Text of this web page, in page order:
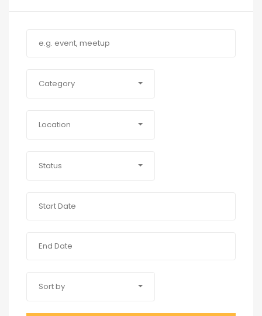
Category
Location
Status
Sort by